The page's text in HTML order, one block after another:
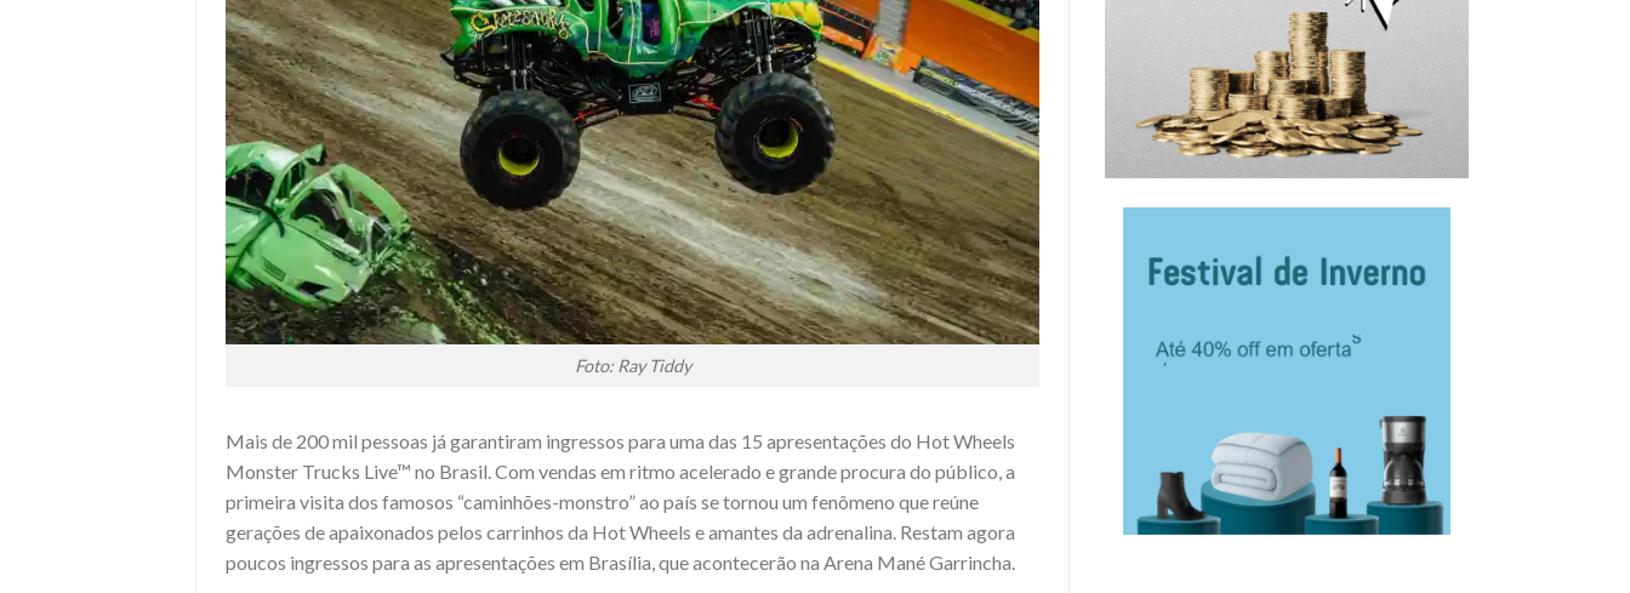
Foto: Ray Tiddy
Mais de 200 mil pessoas já garantiram ingressos para uma das 15 apresentações do Hot Wheels
Monster Trucks Live™ no Brasil. Com vendas em ritmo acelerado e grande procura do público, a
primeira visita dos famosos “caminhões-monstro” ao país se tornou um fenômeno que reúne
gerações de apaixonados pelos carrinhos da Hot Wheels e amantes da adrenalina. Restam agora
poucos ingressos para as apresentações em Brasília, que acontecerão na Arena Mané Garrincha.